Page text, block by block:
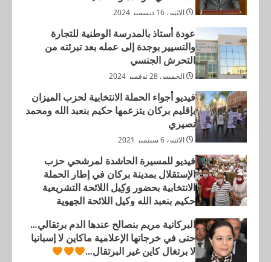
2
التحرش الجنسي
3
فيديو أجواء الحملة الانتخابية لحزب الميزان
بإقليم بركان يتزعمها حكيم بنعبد الله ومحمد
نصيري
4
فيديو للمسيرة الحاشدة لمرشحي حزب
الإستقلال بمدينة بركان في إطار الحملة
الانتخابية بحضور وَكِيل اللائحة التشريعية
حكيم بنعبد الله وكيل اللائحة الجهوية
والجماعية محمد نصيري
الثلاثاء 31 أغسطس 2021
الإثنين 16 ديسمبر 2024
عودة أستاذ بالمدرسة الوطنية للتجارة
والتسيير بوجدة إلى عمله بعد تبرئته من
التحرش الجنسي
الخميس 28 نوفمبر 2024
فيديو أجواء الحملة الانتخابية لحزب الميزان
بإقليم بركان يتزعمها حكيم بنعبد الله ومحمد
نصيري
الإثنين 6 سبتمبر 2021
فيديو للمسيرة الحاشدة لمرشحي حزب
الإستقلال بمدينة بركان في إطار الحملة
الانتخابية بحضور وَكِيل اللائحة التشريعية
حكيم بنعبد الله وكيل اللائحة الجهوية
الثلاثاء 31 أغسطس 2021
البركانية مريم بنصالح عندها الدم برتقالي…
حتى في خرجاتها الإعلامية ماكاين لا إسبانيا
لا برتغال كاين غير البرتقال…